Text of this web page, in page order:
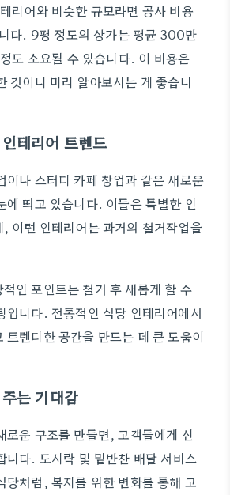
리어와 비슷한 규모라면 공사 비용
다. 9평 정도의 상가는 평균 300만
도 소요될 수 있습니다. 이 비용은
것이니 미리 알아보시는 게 좋습니
테리어 트렌드
이나 스터디 카페 창업과 같은 새로운
에 띄고 있습니다. 이들은 특별한 인
이런 인테리어는 과거의 철거작업을
인 포인트는 철거 후 새롭게 할 수
입니다. 전통적인 식당 인테리어에서
트렌디한 공간을 만드는 데 큰 도움이
는 기대감
로운 구조를 만들면, 고객들에게 신
니다. 도시락 및 밑반찬 배달 서비스
당처럼, 복지를 위한 변화를 통해 고